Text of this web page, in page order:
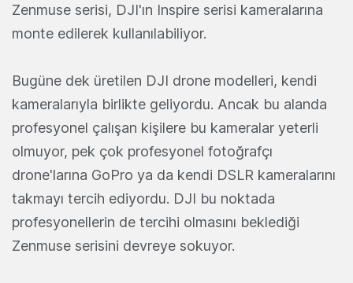
Zenmuse serisi, DJI'ın Inspire serisi kameralarına
monte edilerek kullanılabiliyor.
Bugüne dek üretilen DJI drone modelleri, kendi
kameralarıyla birlikte geliyordu. Ancak bu alanda
profesyonel çalışan kişilere bu kameralar yeterli
olmuyor, pek çok profesyonel fotoğrafçı
drone'larına GoPro ya da kendi DSLR kameralarını
takmayı tercih ediyordu. DJI bu noktada
profesyonellerin de tercihi olmasını beklediği
Zenmuse serisini devreye sokuyor.